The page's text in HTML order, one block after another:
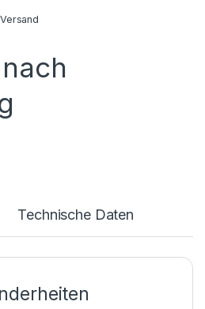
Technische Daten